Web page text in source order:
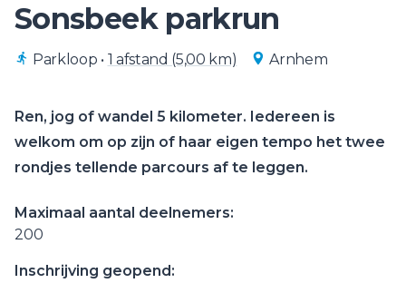
Sonsbeek parkrun
Parkloop • 1 afstand (5,00 km) Arnhem
Ren, jog of wandel 5 kilometer. Iedereen is
welkom om op zijn of haar eigen tempo het twee
rondjes tellende parcours af te leggen.
Maximaal aantal deelnemers:
200
Inschrijving geopend: